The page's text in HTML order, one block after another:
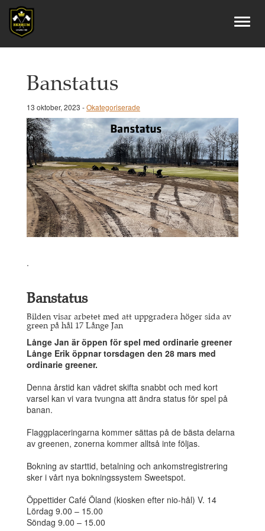
Banstatus
13 oktober, 2023 -Okategoriserade
.
Banstatus
Bilden visar arbetet med att uppgradera höger sida av
green på hål 17 Långe Jan
Långe Jan är öppen för spel med ordinarie greener
Långe Erik öppnar torsdagen den 28 mars med
ordinarie greener.
Denna årstid kan vädret skifta snabbt och med kort
varsel kan vi vara tvungna att ändra status för spel på
banan.
Flaggplaceringarna kommer sättas på de bästa delarna
av greenen, zonerna kommer alltså inte följas.
Bokning av starttid, betalning och ankomstregistrering
sker i vårt nya bokningssystem Sweetspot.
Öppettider Café Öland (kiosken efter nio-hål) V. 14
Lördag 9.00 – 15.00
Söndag 9.00 – 15.00